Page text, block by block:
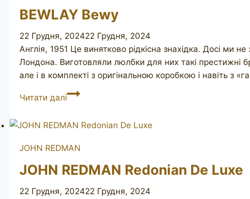
BEWLAY Bewy
22 Грудня, 202422 Грудня, 2024
Англія, 1951 Це винятково рідкісна знахідка. Досі ми
Лондона. Виготовляли люлбки для них такі престижні
але і в комплекті з оригінальною коробкою і навіть з
Читати даліBEWLAY
JOHN REDMAN
JOHN REDMAN Redonian De Luxe
22 Грудня, 202422 Грудня, 2024